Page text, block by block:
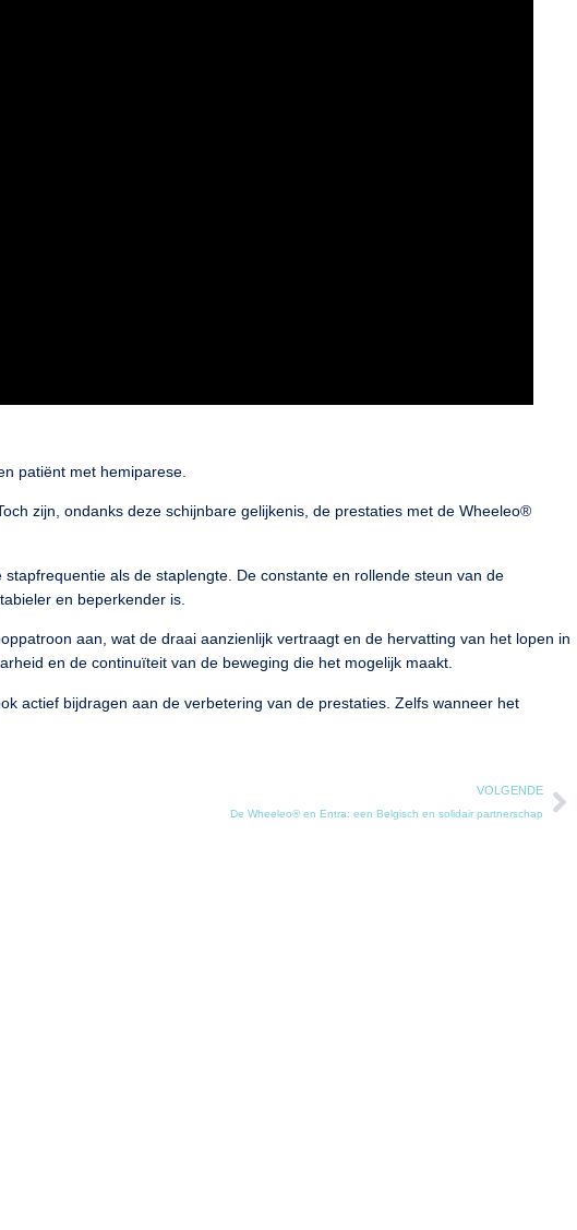
patiënt met hemiparese.
zijn, ondanks deze schijnbare gelijkenis, de prestaties met de Wheeleo®
als de staplengte. De constante en rollende steun van de
en beperkender is.
aan, wat de draai aanzienlijk vertraagt en de hervatting van het lopen in
en de continuïteit van de beweging die het mogelijk maakt.
actief bijdragen aan de verbetering van de prestaties. Zelfs wanneer het
VOLGENDE
De Wheeleo® en Entra: een Belgisch en solidair partnerschap